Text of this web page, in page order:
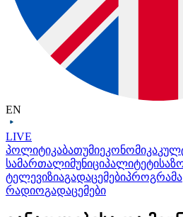
EN
LIVE
პოლიტიკაბათუმიეკონომიკა
სამართალიმუნიციპალიტეტი
ტელევიზიაგადაცემებიპროგრამა
რადიოგადაცემები